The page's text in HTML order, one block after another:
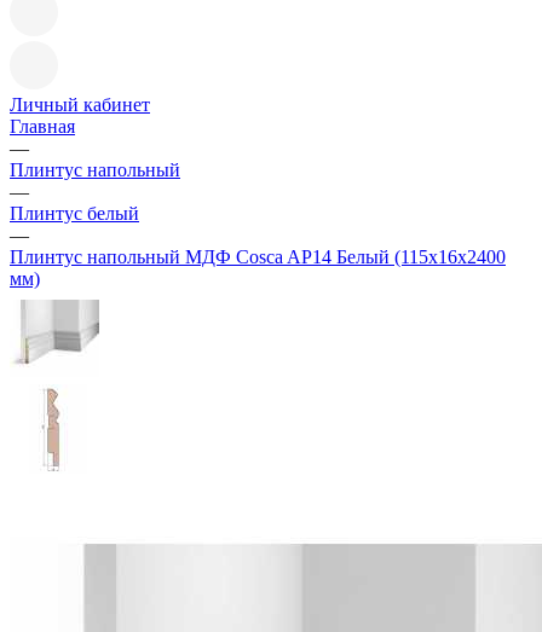
Личный кабинет
Главная
—
Плинтус напольный
—
Плинтус белый
—
Плинтус напольный МДФ Cosca AP14 Белый (115х16х2400
мм)